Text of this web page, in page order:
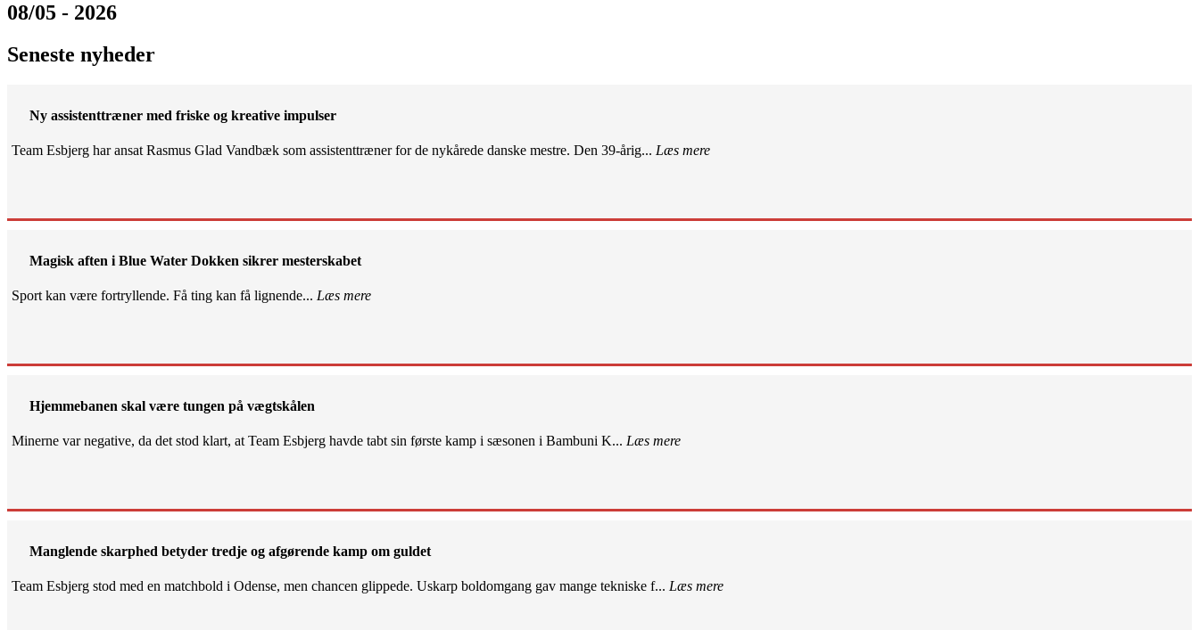
08/05 - 2026
Seneste nyheder
Ny assistenttræner med friske og kreative impulser
Team Esbjerg har ansat Rasmus Glad Vandbæk som assistenttræner for de nykårede danske mestre. Den 39-årig... Læs mere
Magisk aften i Blue Water Dokken sikrer mesterskabet
Sport kan være fortryllende. Få ting kan få lignende... Læs mere
Hjemmebanen skal være tungen på vægtskålen
Minerne var negative, da det stod klart, at Team Esbjerg havde tabt sin første kamp i sæsonen i Bambuni K... Læs mere
Manglende skarphed betyder tredje og afgørende kamp om guldet
Team Esbjerg stod med en matchbold i Odense, men chancen glippede. Uskarp boldomgang gav mange tekniske f... Læs mere